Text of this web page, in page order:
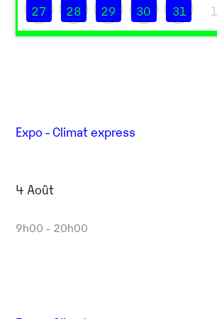
27 28 29 30 31 1
Expo - Climat express
4 Août
9h00 - 20h00